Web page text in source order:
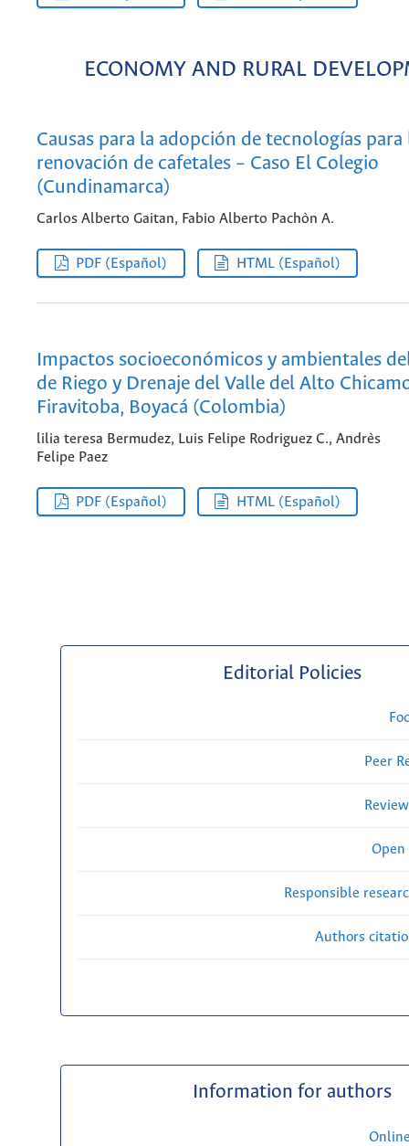
ECONOMY AND RURAL
Causas para la adopción de tecnologías para
renovación de cafetales – Caso El Colegio
(Cundinamarca)
Carlos Alberto Gaitan, Fabio Alberto Pachòn A.
PDF (Español) HTML (Español)
Impactos socioeconómicos y ambientales
de Riego y Drenaje del Valle del Alto
Firavitoba, Boyacá (Colombia)
lilia teresa Bermudez, Luis Felipe Rodriguez C., Andrès
Felipe Paez
PDF (Español) HTML (Español)
Editorial Policies
Peer
Open
Responsible
Authors
Information for authors